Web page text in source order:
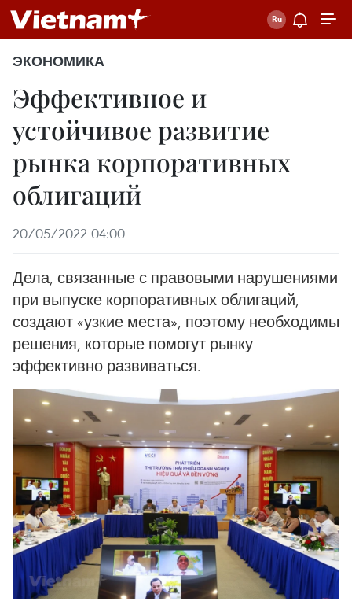
ЭКОНОМИКА
Эффективное и
устойчивое развитие
рынка корпоративных
облигаций
20/05/2022 04:00
Дела, связанные с правовыми нарушениями
при выпуске корпоративных облигаций,
создают «узкие места», поэтому необходимы
решения, которые помогут рынку
эффективно развиваться.